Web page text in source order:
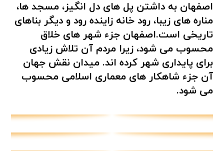
اصفهان به داشتن پل های دل انگیز، مسجد ها،
مناره های زیبا، رود خانه زاینده رود و دیگر بناهای
تاریخی است.اصفهان جزء شهر های خلاق
محسوب می شود، زیرا مردم آن تلاش زیادی
برای پایداری شهر کرده اند. میدان نقش جهان
آن جزء شاهکار های معماری اسلامی محسوب
می شود.